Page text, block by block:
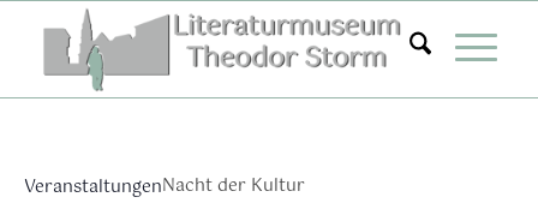
springen
VeranstaltungenNacht der Kultur